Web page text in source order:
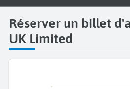
Réserver un billet
UK Limited